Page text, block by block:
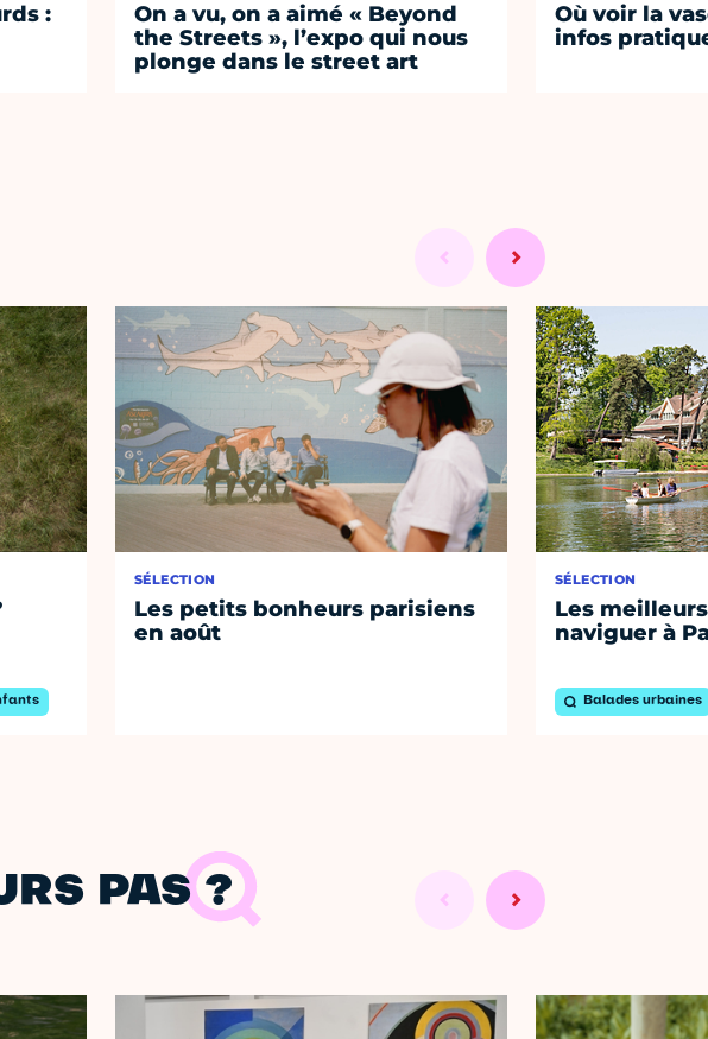
:
On a vu, on a aimé « Beyond
the Streets », l’expo qui nous
plonge dans le street art
Où voir la
infos
SÉLECTION
Les petits bonheurs parisiens
en août
SÉLECTION
Les
naviguer à
Balades urbaines
PAS ?